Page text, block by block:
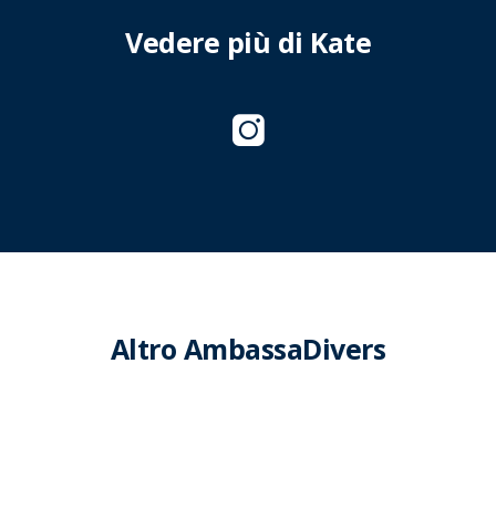
Vedere più di Kate
Altro AmbassaDivers